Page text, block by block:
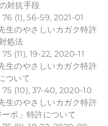
対抗手段
(1), 56-59, 2021-01
生のやさしいカガク特許
処法
(11), 19-22, 2020-11
生のやさしいカガク特許
ついて
(10), 37-40, 2020-10
生のやさしいカガク特許
ボ」特許について